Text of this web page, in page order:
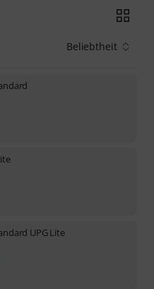
Beliebtheit
UPG Lite